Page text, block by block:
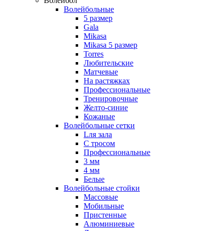
Волейбольные
5 размер
Gala
Mikasa
Mikasa 5 размер
Torres
Любительские
Матчевые
На растяжках
Профессиональные
Тренировочные
Желто-синие
Кожаные
Волейбольные сетки
Lля зала
C тросом
Профессиональные
3 мм
4 мм
Белые
Волейбольные стойки
Массовые
Мобильные
Пристенные
Алюминиевые